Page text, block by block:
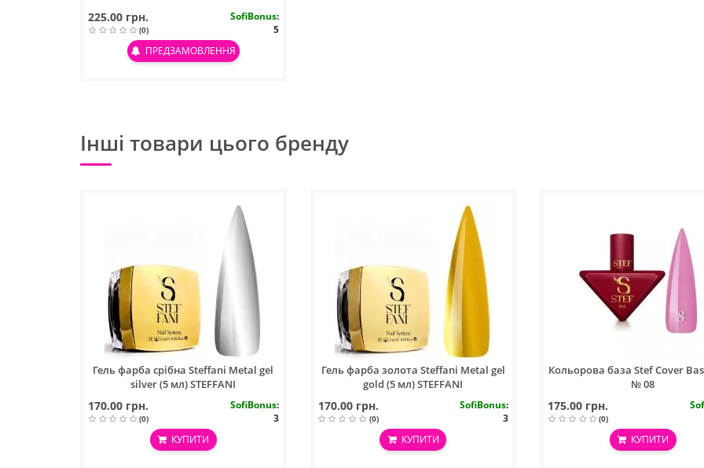
225.00 грн.
(0)
SofiBonus:
5
ПРЕДЗАМОВЛЕННЯ
Інші товари цього бренду
Гель фарба срібна Steffani Metal gel
silver (5 мл) STEFFANI
170.00 грн.
(0)
SofiBonus:
3
КУПИТИ
Гель фарба золота Steffani Metal gel
gold (5 мл) STEFFANI
170.00 грн.
(0)
SofiBonus:
3
КУПИТИ
Кольорова база Stef Cover
№ 08
175.00 грн.
(0)
КУПИТИ